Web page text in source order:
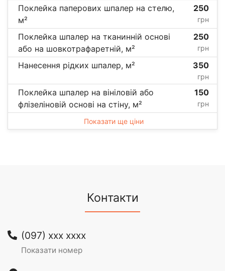
Поклейка паперових шпалер на стелю,
м²
250
грн
Поклейка шпалер на тканинній основі
або на шовкотрафаретній, м²
250
грн
Нанесення рідких шпалер, м² 350
грн
Поклейка шпалер на вініловій або
флізеліновій основі на стіну, м²
150
грн
Показати ще ціни
Контакти
(097) xxx xxxx
Показати номер